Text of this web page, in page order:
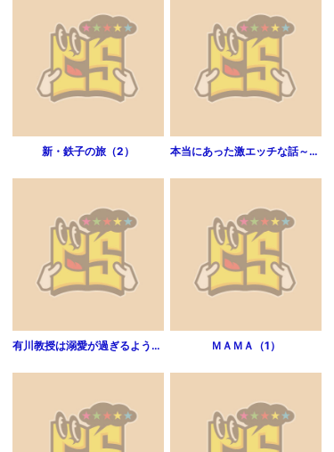
新・鉄子の旅（2） 本当にあった激エッチな話～人妻投稿編（1）
有川教授は溺愛が過ぎるようです。（1） ＭＡＭＡ（1）